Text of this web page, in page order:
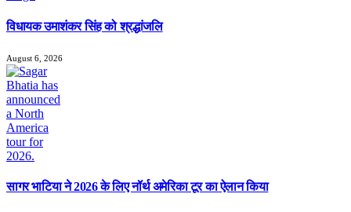
विधायक उमाशंकर सिंह को श्रद्धांजलि
August 6, 2026
सागर भाटिया ने 2026 के लिए नॉर्थ अमेरिका टूर का ऐलान किया